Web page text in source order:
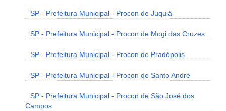
SP - Prefeitura Municipal - Procon de Juquiá
SP - Prefeitura Municipal - Procon de Mogi das Cruzes
SP - Prefeitura Municipal - Procon de Pradópolis
SP - Prefeitura Municipal - Procon de Santo André
SP - Prefeitura Municipal - Procon de São José dos
Campos